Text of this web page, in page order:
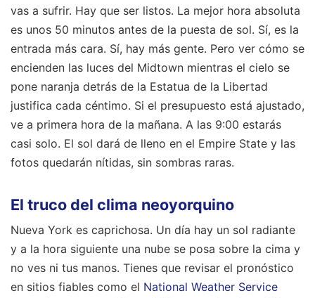
vas a sufrir. Hay que ser listos. La mejor hora absoluta
es unos 50 minutos antes de la puesta de sol. Sí, es la
entrada más cara. Sí, hay más gente. Pero ver cómo se
encienden las luces del Midtown mientras el cielo se
pone naranja detrás de la Estatua de la Libertad
justifica cada céntimo. Si el presupuesto está ajustado,
ve a primera hora de la mañana. A las 9:00 estarás
casi solo. El sol dará de lleno en el Empire State y las
fotos quedarán nítidas, sin sombras raras.
El truco del clima neoyorquino
Nueva York es caprichosa. Un día hay un sol radiante
y a la hora siguiente una nube se posa sobre la cima y
no ves ni tus manos. Tienes que revisar el pronóstico
en sitios fiables como el National Weather Service